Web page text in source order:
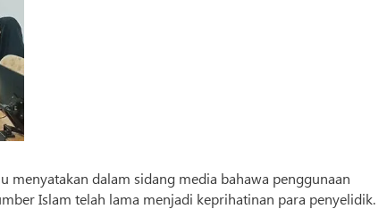
menyatakan dalam sidang media bahawa penggunaan
Islam telah lama menjadi keprihatinan para penyelidik.